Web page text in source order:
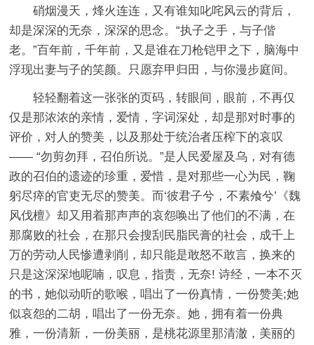
硝烟漫天，烽火连连，又有谁知叱咤风云的背后，
却是深深的无奈，深深的思念。“执子之手，与子偕
老。”百年前，千年前，又是谁在刀枪铠甲之下，脑海中
浮现出妻与子的笑颜。只愿弃甲归田，与你漫步庭间。
轻轻翻着这一张张的页码，转眼间，眼前，不再仅
仅是那浓浓的亲情，爱情，字词深处，却是那对时事的
评价，对人的赞美，以及那处于统治者压榨下的哀叹
—— “勿剪勿拜，召伯所说。”是人民爱屋及乌，对有德
政的召伯的遗迹的珍重，爱惜，是对那些一心为民，鞠
躬尽瘁的官吏无尽的赞美。而‘彼君子兮，不素飧兮’《魏
风伐檀》却又用着那声声的哀怨唤出了他们的不满，在
那腐败的社会，在那只会搜刮民脂民膏的社会，成千上
万的劳动人民惨遭剥削，却只能是敢怒不敢言，换来的
只是这深深地呢喃，叹息，指责，无奈! 诗经，一本不灭
的书，她似动听的歌喉，唱出了一份真情，一份赞美;她
似哀怨的二胡，唱出了一份无奈。她，拥有着一份典
雅，一份清新，一份美丽，是桃花源里那清澈，美丽的